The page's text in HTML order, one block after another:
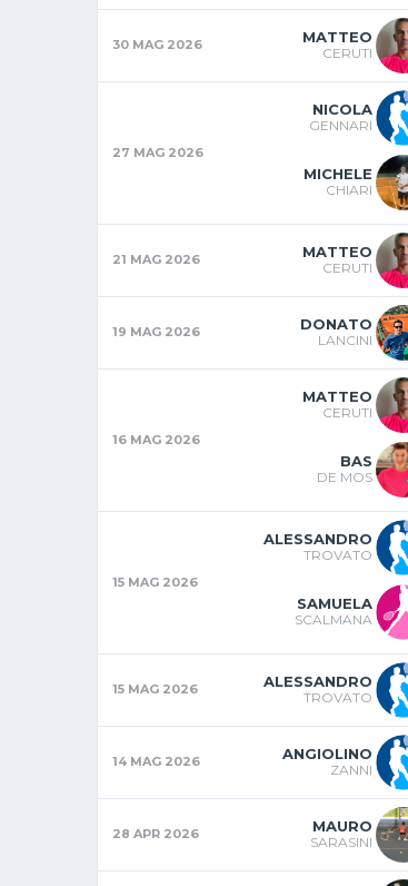
30 MAG 2026 MATTEO
CERUTI
27 MAG 2026
NICOLA
GENNARI
MICHELE
CHIARI
21 MAG 2026 MATTEO
CERUTI
19 MAG 2026 DONATO
LANCINI
16 MAG 2026
MATTEO
CERUTI
BAS
DE MOS
15 MAG 2026
ALESSANDRO
TROVATO
SAMUELA
SCALMANA
15 MAG 2026 ALESSANDRO
TROVATO
14 MAG 2026 ANGIOLINO
ZANNI
28 APR 2026 MAURO
SARASINI